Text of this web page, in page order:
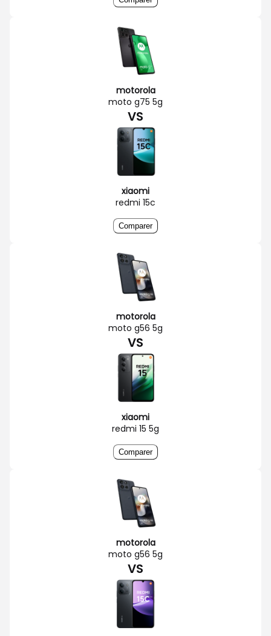
motorola
moto g75 5g
VS
xiaomi
redmi 15c
Comparer
motorola
moto g56 5g
VS
xiaomi
redmi 15 5g
Comparer
motorola
moto g56 5g
VS